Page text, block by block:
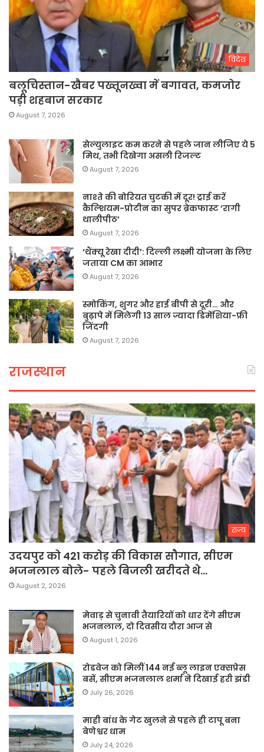
विदेश
बलूचिस्तान-खैबर पख्तूनख्वा में बगावत, कमजोर
पड़ी शहबाज सरकार
August 7, 2026
सेल्युलाइट कम करने से पहले जान लीजिए ये 5
मिथ, तभी दिखेगा असली रिजल्ट
August 7, 2026
नाश्ते की बोरियत चुटकी में दूर! ट्राई करें
कैल्शियम-प्रोटीन का सुपर ब्रेकफास्ट ‘रागी
थालीपीठ’
August 7, 2026
‘थैंक्यू रेखा दीदी’: दिल्ली लक्ष्मी योजना के लिए
जताया CM का आभार
August 7, 2026
स्मोकिंग, शुगर और हाई बीपी से दूरी… और
बुढ़ापे में मिलेगी 13 साल ज्यादा डिमेंशिया-फ्री
जिंदगी
August 7, 2026
राजस्थान
राज्य
उदयपुर को 421 करोड़ की विकास सौगात, सीएम
भजनलाल बोले- पहले बिजली खरीदते थे…
August 2, 2026
मेवाड़ से चुनावी तैयारियों को धार देंगे सीएम
भजनलाल, दो दिवसीय दौरा आज से
August 1, 2026
रोडवेज को मिलीं 144 नई ब्लू लाइन एक्सप्रेस
बसें, सीएम भजनलाल शर्मा ने दिखाई हरी झंडी
July 26, 2026
माही बांध के गेट खुलने से पहले ही टापू बना
बेणेश्वर धाम
July 24, 2026